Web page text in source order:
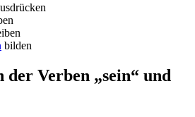
bilden
Verben „sein“ und